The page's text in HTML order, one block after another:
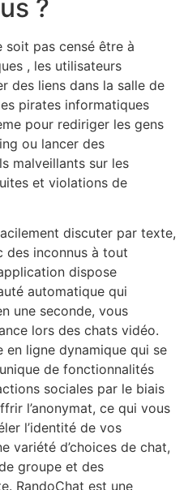
?
soit pas censé être à
, les utilisateurs
des liens dans la salle de
pirates informatiques
pour rediriger les gens
ou lancer des
malveillants sur les
et violations de
discuter par texte,
des inconnus à tout
dispose
automatique qui
une seconde, vous
lors des chats vidéo.
en ligne dynamique qui se
de fonctionnalités
sociales par le biais
l’anonymat, ce qui vous
l’identité de vos
variété d’choices de chat,
groupe et des
RandoChat est une